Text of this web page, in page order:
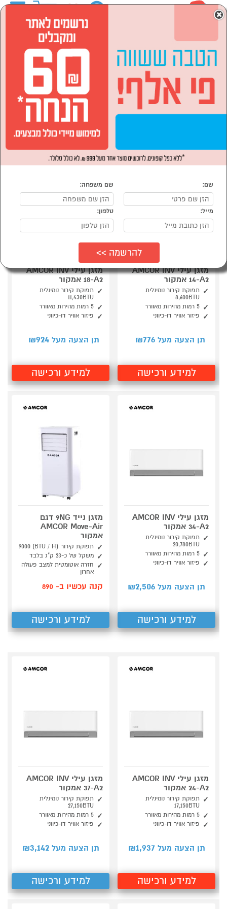
מוצרי חשמל
הסתר רשימת קטגוריות
מקררים ומקפיאים (1)
מזגנים מאווררים ומוצרי
חימום (9)
מוצרי חשמל AMCOR אמקור
נמצאו 10 מוצרי מוצרי חשמל של מוצרי AMCOR אמקור
מזגן עילי AMCOR INV
14-A2 אמקור
תפוקת קירור נומינלית
8,600BTU
5 רמות מהירות מאוורר
פיזור אוויר דו-כיווני
תן הצעה מעל ₪ 776
למידע ורכישה
מזגן עילי AMCOR INV
18-A2 אמקור
תפוקת קירור נומינלית
11,430BTU
5 רמות מהירות מאוורר
פיזור אוויר דו-כיווני
תן הצעה מעל ₪ 924
למידע ורכישה
מזגן עילי AMCOR INV
34-A2 אמקור
תפוקת קירור נומינלית
20,780BTU
5 רמות מהירות מאוורר
פיזור אוויר דו-כיווני
תן הצעה מעל ₪ 2,506
למידע ורכישה
מזגן נייד 9NG דגם
AMCOR Move-Air
אמקור
תפוקת קירור (BTU / H) 9000
משקל של כ-23 ק"ג בלבד
חזרה אוטומטית למצב פעולה
אחרון
קנה עכשיו ב- 890
למידע ורכישה
מזגן עילי AMCOR INV
24-A2 אמקור
תפוקת קירור נומינלית
17,150BTU
5 רמות מהירות מאוורר
פיזור אוויר דו-כיווני
תן הצעה מעל ₪ 1,937
למידע ורכישה
מזגן עילי AMCOR INV
37-A2 אמקור
תפוקת קירור נומינלית
27,150BTU
5 רמות מהירות מאוורר
פיזור אוויר דו-כיווני
תן הצעה מעל ₪ 3,142
למידע ורכישה
×
שם: שם משפחה:
מייל: טלפון: